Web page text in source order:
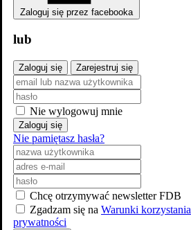
Zaloguj się przez facebooka
lub
Zaloguj się Zarejestruj się
Nie wylogowuj mnie
Zaloguj się
Nie pamiętasz hasła?
Chcę otrzymywać newsletter FDB
Zgadzam się na Warunki korzystania
prywatności